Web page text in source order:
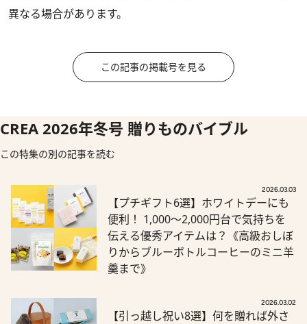
異なる場合があります。
この記事の掲載号を見る
CREA 2026年冬号 贈りものバイブル
この特集の別の記事を読む
2026.03.03
【プチギフト6選】ホワイトデーにも
便利！ 1,000～2,000円台で気持ちを
伝える優秀アイテムは？《高級おしぼ
りからブルーボトルコーヒーのミニ羊
羹まで》
2026.03.02
【引っ越し祝い8選】何を贈れば外さ